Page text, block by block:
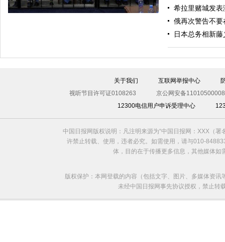
利比亚法庭开审卡扎菲政权高官
希拉里赌城发
俄再次警告不
日本总务相新
关于我们 互联网举报中心
视听节目许可证0108263
京公网安备
12300电信用户申诉受理中心
中国日报网版权说明：凡注明来源为“中国日报网：XXX（
许禁止转载、使用，违者必究。如需使用，请与010-
体，目的在于传播更多信息，其他媒体
版权保护：本网登载的内容（包括文字、图片、多媒体资
未经中国日报网事先协议授权，禁止转